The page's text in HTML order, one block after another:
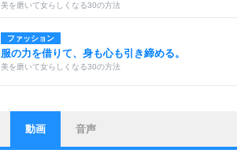
美を磨いて女らしくなる30の方法
ファッション
服の力を借りて、身も心も引き締める。
美を磨いて女らしくなる30の方法
ストレス対策
他人と比べない。
動画 音声